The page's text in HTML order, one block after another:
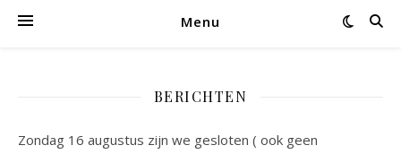
Menu
BERICHTEN
Zondag 16 augustus zijn we gesloten ( ook geen